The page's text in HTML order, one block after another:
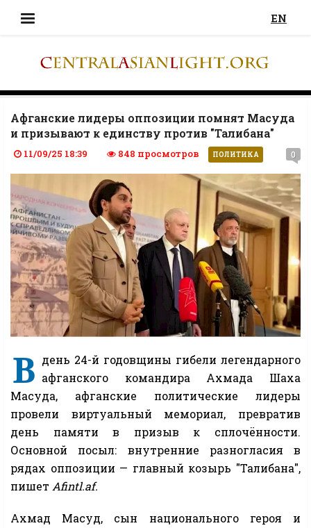
EN
Афганские лидеры оппозиции помнят Масуда
и призывают к единству против "Талибана"
11/09/25 18:39 848 просмотров ПОЛИТИКА 0
В день 24-й годовщины гибели легендарного
афганского командира Ахмада Шаха
Масуда, афганские политические лидеры
провели виртуальный мемориал, превратив
день памяти в призыв к сплочённости.
Основной посыл: внутренние разногласия в
рядах оппозиции — главный козырь "Талибана",
пишет Afintl.af.
Ахмад Масуд, сын национального героя и